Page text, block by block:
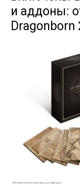
и аддоны:
Dragonborn